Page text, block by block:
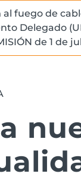
al fuego de
Delegado
de 1 de